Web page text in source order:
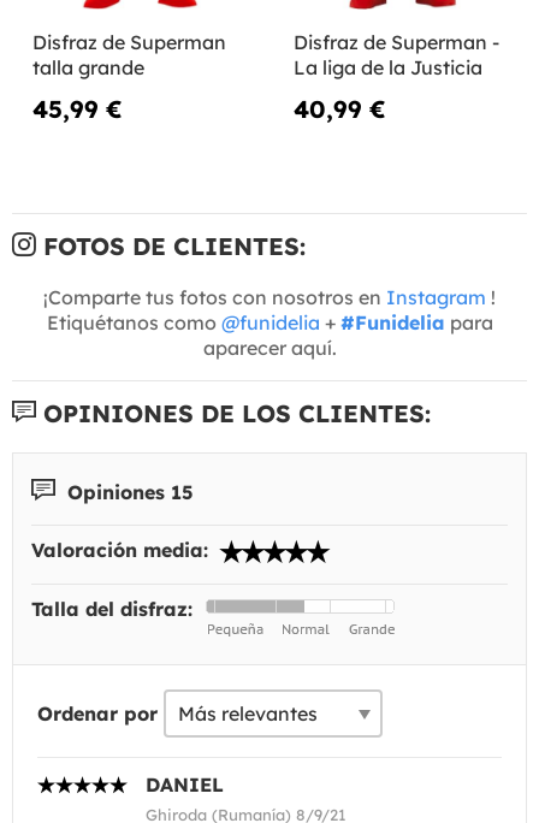
Disfraz de Superman
talla grande
45,99 €
Disfraz de Superman -
La liga de la Justicia
40,99 €
FOTOS DE CLIENTES:
¡Comparte tus fotos con nosotros en Instagram !
Etiquétanos como @funidelia + #Funidelia para
aparecer aquí.
OPINIONES DE LOS CLIENTES:
Opiniones 15
Valoración media:
Talla del disfraz:
Ordenar por
DANIEL
Ghiroda (Rumanía) 8/9/21